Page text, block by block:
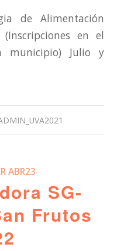
de Alimentación
en el
municipio) Julio y
ABR23
SG-
Frutos